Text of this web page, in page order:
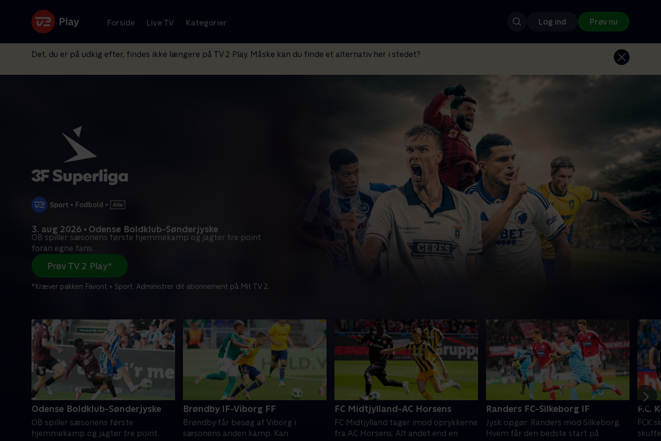
Forside Live TV Kategorier Log ind Prøv nu
Det, du er på udkig efter, findes ikke længere på TV 2 Play. Måske kan du finde et alternativ her i stedet?
• Fodbold •
3. aug 2026 • Odense Boldklub-Sønderjyske
OB spiller sæsonens første hjemmekamp og jagter tre point
foran egne fans.
Prøv TV 2 Play*
*Kræver pakken Favorit + Sport. Administrer dit abonnement på Mit TV 2.
Odense Boldklub-Sønderjyske
OB spiller sæsonens første
hjemmekamp og jagter tre point
Brøndby IF-Viborg FF
Brøndby får besøg af Viborg i
sæsonens anden kamp. Kan
FC Midtjylland-AC Horsens
FC Midtjylland tager imod oprykkerne
fra AC Horsens. Alt andet end en
Randers FC-Silkeborg IF
Jysk opgør: Randers mod Silkeborg.
Hvem får den bedste start på
F.C.
FCK